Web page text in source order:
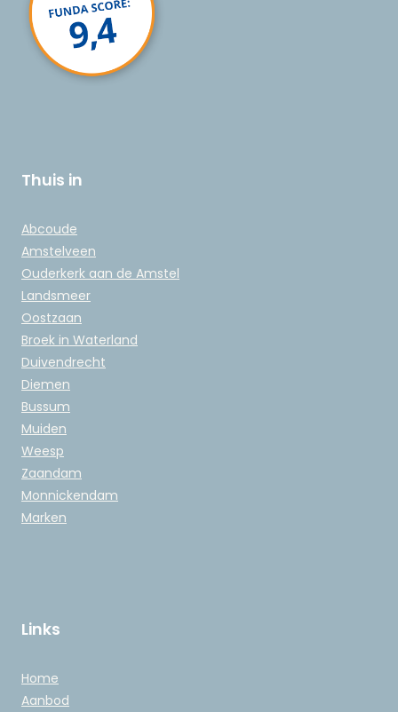
Thuis in
Abcoude
Amstelveen
Ouderkerk aan de Amstel
Landsmeer
Oostzaan
Broek in Waterland
Duivendrecht
Diemen
Bussum
Muiden
Weesp
Zaandam
Monnickendam
Marken
Links
Home
Aanbod